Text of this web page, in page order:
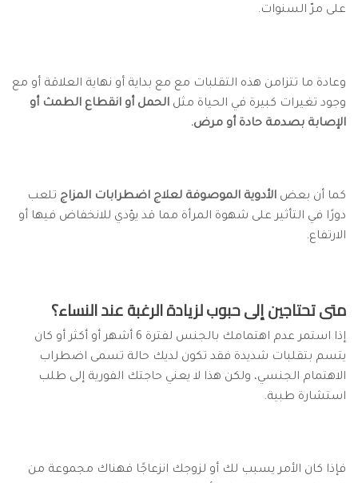
على مرّ السنوات.
وعادة ما تتزامن هذه التقلبات مع مع بداية أو نهاية العلاقة أو مع
وجود تغيرات كبيرة في الحياة مثل الحمل أو انقطاع الطمث أو
الإصابة بصدمة حادة أو مرض.
كما أن بعض الأدوية الموصوفة لعلاج اضطرابات المزاج تلعب
دورًا في التأثير على شهوة المرأة مما قد يؤدي للانخفاض فيها أو
الارتفاع.
متى تحتاجين إلى حبوب لزيادة الرغبة عند النساء؟
إذا استمر عدم اهتمامك بالجنس لفترة 6 أشهر أو أكثر أو كان
يتسم بتقلبات شديدة فقد تكون لديك حالة تسمى اضطراب
الاهتمام الجنسي، ولكن هذا لا يعني حاجتك الفورية إلى طلب
استشارة طبية.
فإذا كان الأمر يسبب لك أو لزوجك انزعاجًا فهناك مجموعة من